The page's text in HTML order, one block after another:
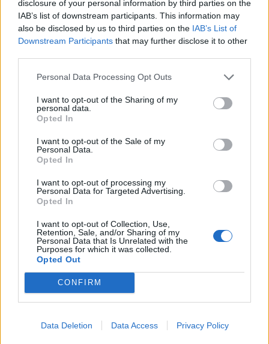
disclosure of your personal information by third parties on the
IAB’s list of downstream participants. This information may
also be disclosed by us to third parties on the IAB’s List of
Downstream Participants that may further disclose it to other
Personal Data Processing Opt Outs
I want to opt-out of the Sharing of my
personal data.
Opted In
I want to opt-out of the Sale of my
Personal Data.
Opted In
I want to opt-out of processing my
Personal Data for Targeted Advertising.
Opted In
I want to opt-out of Collection, Use,
Retention, Sale, and/or Sharing of my
Personal Data that Is Unrelated with the
Purposes for which it was collected.
Opted Out
CONFIRM
Data Deletion Data Access Privacy Policy
1. máj
Děti ze ZŠ Jiráskovy sady přes
10 let pomáhájí dětskému